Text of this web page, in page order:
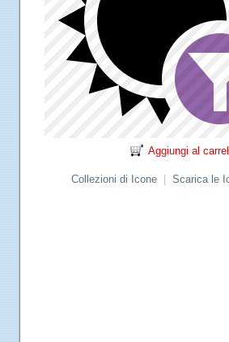
Aggiungi al
Collezioni di Icone Scarica le